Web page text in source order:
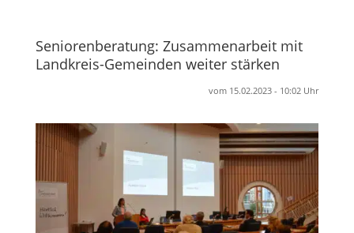
Seniorenberatung: Zusammenarbeit mit
Landkreis-Gemeinden weiter stärken
vom 15.02.2023 - 10:02 Uhr